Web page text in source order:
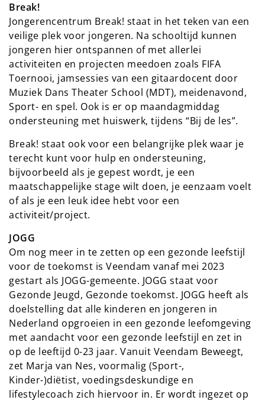
Break!
Jongerencentrum Break! staat in het teken van een
veilige plek voor jongeren. Na schooltijd kunnen
jongeren hier ontspannen of met allerlei
activiteiten en projecten meedoen zoals FIFA
Toernooi, jamsessies van een gitaardocent door
Muziek Dans Theater School (MDT), meidenavond,
Sport- en spel. Ook is er op maandagmiddag
ondersteuning met huiswerk, tijdens “Bij de les”.
Break! staat ook voor een belangrijke plek waar je
terecht kunt voor hulp en ondersteuning,
bijvoorbeeld als je gepest wordt, je een
maatschappelijke stage wilt doen, je eenzaam voelt
of als je een leuk idee hebt voor een
activiteit/project.
JOGG
Om nog meer in te zetten op een gezonde leefstijl
voor de toekomst is Veendam vanaf mei 2023
gestart als JOGG-gemeente. JOGG staat voor
Gezonde Jeugd, Gezonde toekomst. JOGG heeft als
doelstelling dat alle kinderen en jongeren in
Nederland opgroeien in een gezonde leefomgeving
met aandacht voor een gezonde leefstijl en zet in
op de leeftijd 0-23 jaar. Vanuit Veendam Beweegt,
zet Marja van Nes, voormalig (Sport-,
Kinder-)diëtist, voedingsdeskundige en
lifestylecoach zich hiervoor in. Er wordt ingezet op